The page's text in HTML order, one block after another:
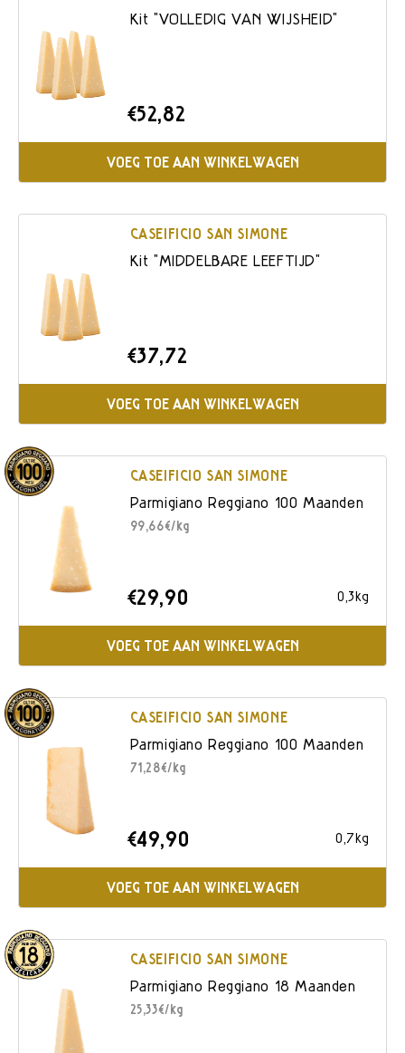
Kit "VOLLEDIG VAN WIJSHEID"
€52,82
VOEG TOE AAN WINKELWAGEN
CASEIFICIO SAN SIMONE
Kit "MIDDELBARE LEEFTIJD"
€37,72
VOEG TOE AAN WINKELWAGEN
CASEIFICIO SAN SIMONE
Parmigiano Reggiano 100 Maanden
99,66€/kg
€29,90 0,3kg
VOEG TOE AAN WINKELWAGEN
CASEIFICIO SAN SIMONE
Parmigiano Reggiano 100 Maanden
71,28€/kg
€49,90 0,7kg
VOEG TOE AAN WINKELWAGEN
CASEIFICIO SAN SIMONE
Parmigiano Reggiano 18 Maanden
25,33€/kg